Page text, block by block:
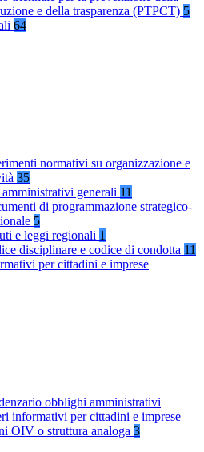
e della trasparenza (PTPCT) 5
64
normativi su organizzazione e
35
generali 11
di programmazione strategico-
5
e leggi regionali 1
disciplinare e codice di condotta 11
per cittadini e imprese
obblighi amministrativi
informativi per cittadini e imprese
OIV o struttura analoga 3